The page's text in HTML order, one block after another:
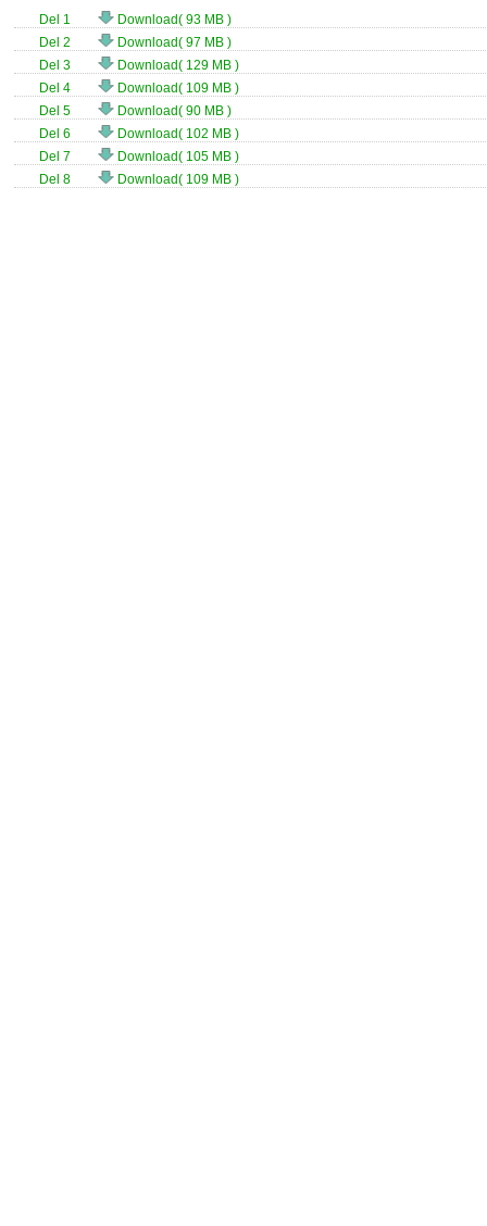
Del 1
Download( 93 MB )
Del 2
Download( 97 MB )
Del 3
Download( 129 MB )
Del 4
Download( 109 MB )
Del 5
Download( 90 MB )
Del 6
Download( 102 MB )
Del 7
Download( 105 MB )
Del 8
Download( 109 MB )